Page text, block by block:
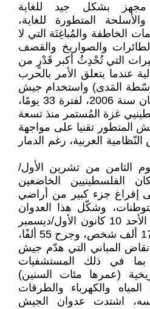
بشكل جيد للغاية
المتطورة للغاية،
الخاطفة والمُباغِتَة التي لا
والصواريخ والقصف
التي تُحْدِثُ أكبر قَدْرٍ من
عندما يتعلق الأمر بالحرب
المَدى) واستخدام جيش
البر، كما كان الحال في لبنان سنة 2006، لفترة 33 يومًا،
غزة المُستمر منذ تسعة
المتطور تقنيا على مواجهة
العربية، رغم الدمار
الثامن من تشرين الأول/
السكان الفلسطينيين الخاضعين
منذ عام 2006، إلى إفراغ جزء كبير من أراضي
وشكّل هذا العدوان
إبادة جماعية تسببت (حتى الأحد 10 كانون الأول/ديسمبر
2023) في مقتل أكثر من 17 ألف شخص، وجرح 55 ألفًا،
أنقاض المباني التي هدّم جيش
بما في ذلك المستشفيات
(عمرها مئات السنين)
والكهرباء والطرقات
اشتدت عدوان الجيش